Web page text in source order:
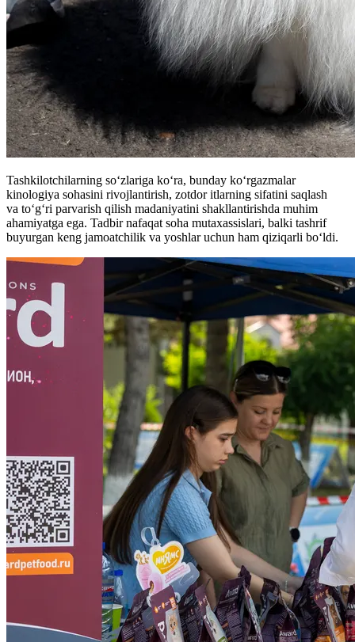
Tashkilotchilarning so‘zlariga ko‘ra, bunday ko‘rgazmalar
kinologiya sohasini rivojlantirish, zotdor itlarning sifatini saqlash
va to‘g‘ri parvarish qilish madaniyatini shakllantirishda muhim
ahamiyatga ega. Tadbir nafaqat soha mutaxassislari, balki tashrif
buyurgan keng jamoatchilik va yoshlar uchun ham qiziqarli bo‘ldi.